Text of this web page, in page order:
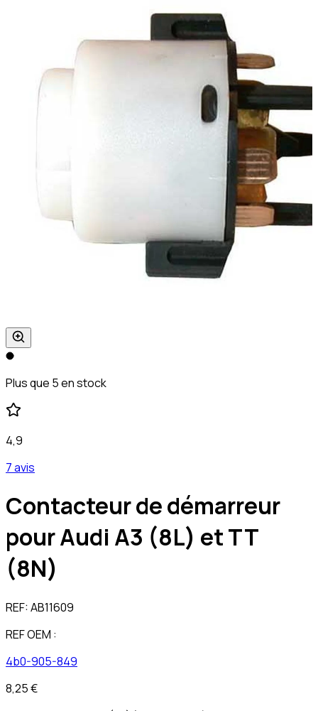
Plus que 5 en stock
4,9
7 avis
Contacteur de démarreur
pour Audi A3 (8L) et TT
(8N)
REF:AB11609
REF OEM :
4b0-905-849
8,25 €